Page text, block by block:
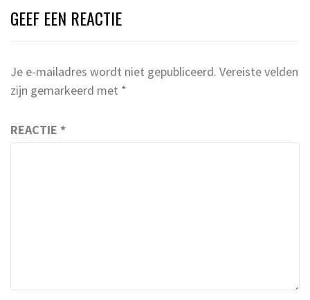
GEEF EEN REACTIE
Je e-mailadres wordt niet gepubliceerd. Vereiste velden
zijn gemarkeerd met *
REACTIE *